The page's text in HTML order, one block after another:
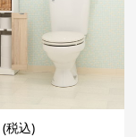
(税込)